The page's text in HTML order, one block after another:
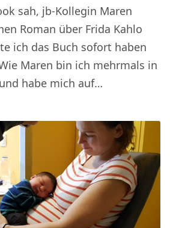
sah, jb-Kollegin Maren
Roman über Frida Kahlo
ich das Buch sofort haben
Maren bin ich mehrmals in
habe mich auf…